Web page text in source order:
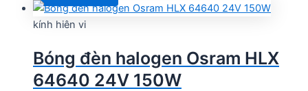
kính hiên vi
Bóng đèn halogen Osram HLX
64640 24V 150W